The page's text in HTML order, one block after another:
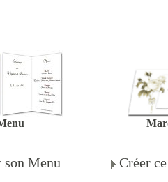
son Menu Créer